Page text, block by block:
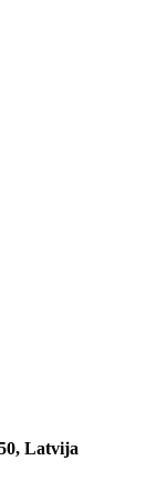
Latvija